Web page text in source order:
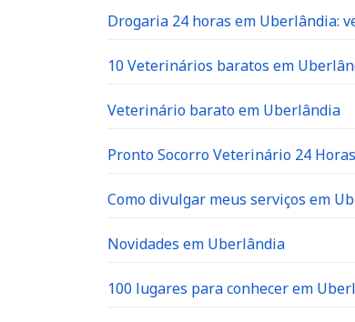
Drogaria 24 horas em Uberlândia:
10 Veterinários baratos em
Veterinário barato em Uberlândia
Pronto Socorro Veterinário 24
Como divulgar meus serviços em
Novidades em Uberlândia
100 lugares para conhecer em